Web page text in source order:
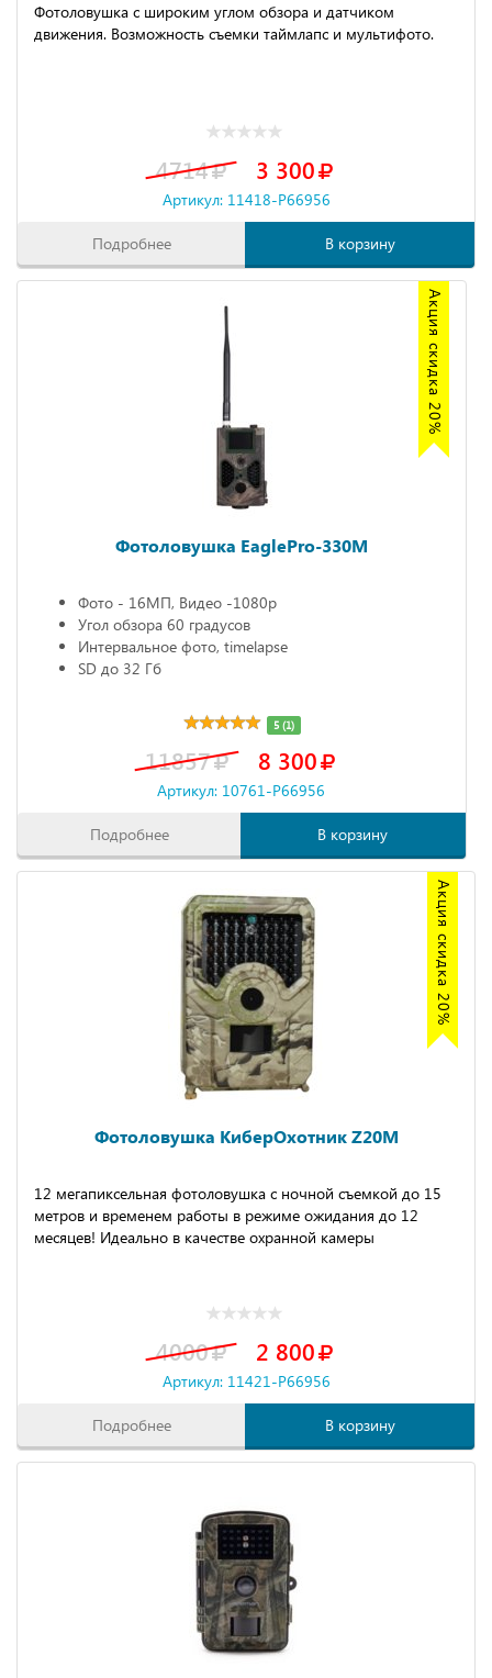
Фотоловушка с широким углом обзора и датчиком
движения. Возможность съемки таймлапс и мультифото.
4714 3 300
Артикул: 11418-P66956
Подробнее В корзину
Акция скидка 20%
Фотоловушка EaglePro-330M
Фото - 16МП, Видео -1080р
Угол обзора 60 градусов
Интервальное фото, timelapse
SD до 32 Гб
5 (1)
11857 8 300
Артикул: 10761-P66956
Подробнее В корзину
Акция скидка 20%
Фотоловушка КиберОхотник Z20M
12 мегапиксельная фотоловушка с ночной съемкой до 15
метров и временем работы в режиме ожидания до 12
месяцев! Идеально в качестве охранной камеры
4000 2 800
Артикул: 11421-P66956
Подробнее В корзину